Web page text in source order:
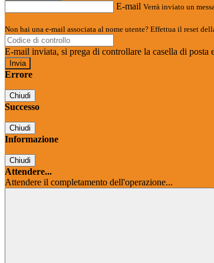
E-mail Verrà inviato un
Non hai una e-mail associata al nome utente? Effettua il reset
E-mail inviata, si prega di controllare la casella di posta
Errore
Chiudi
Successo
Chiudi
Informazione
Chiudi
Attendere...
Attendere il completamento dell'operazione...